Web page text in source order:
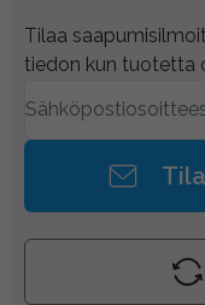
Tilaa
tiedon kun tuotetta